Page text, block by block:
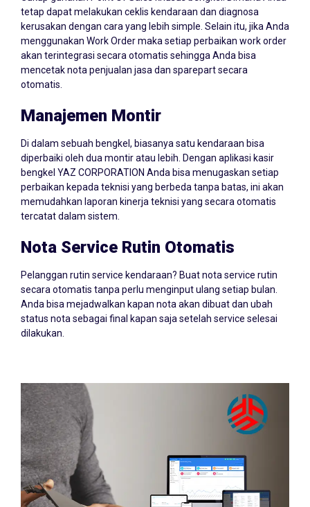
tetap dapat melakukan ceklis kendaraan dan diagnosa
kerusakan dengan cara yang lebih simple. Selain itu, jika Anda
menggunakan Work Order maka setiap perbaikan work order
akan terintegrasi secara otomatis sehingga Anda bisa
mencetak nota penjualan jasa dan sparepart secara
otomatis.
Manajemen Montir
Di dalam sebuah bengkel, biasanya satu kendaraan bisa
diperbaiki oleh dua montir atau lebih. Dengan aplikasi kasir
bengkel YAZ CORPORATION Anda bisa menugaskan setiap
perbaikan kepada teknisi yang berbeda tanpa batas, ini akan
memudahkan laporan kinerja teknisi yang secara otomatis
tercatat dalam sistem.
Nota Service Rutin Otomatis
Pelanggan rutin service kendaraan? Buat nota service rutin
secara otomatis tanpa perlu menginput ulang setiap bulan.
Anda bisa mejadwalkan kapan nota akan dibuat dan ubah
status nota sebagai final kapan saja setelah service selesai
dilakukan.